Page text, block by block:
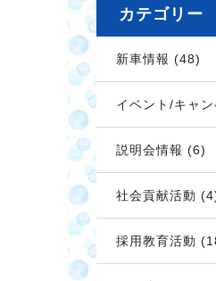
カテゴリー
新車情報 (48)
イベント/キャ
説明会情報 (6)
社会貢献活動
採用教育活動